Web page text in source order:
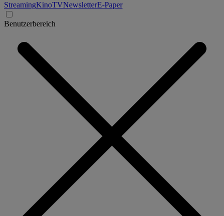
StreamingKinoTVNewsletterE-Paper
Benutzerbereich